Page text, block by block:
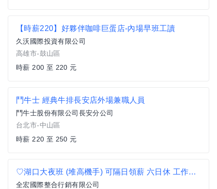
【時薪220】好夥伴咖啡巨蛋店-內場早班工讀
久沃國際投資有限公司
高雄市-鼓山區
時薪 200 至 220 元
鬥牛士 經典牛排長安店外場兼職人員
鬥牛士股份有限公司長安分公司
台北市-中山區
時薪 220 至 250 元
♡湖口大夜班 (堆高機手) 可隔日領薪 六日休 工作輕鬆
全宏國際整合行銷有限公司